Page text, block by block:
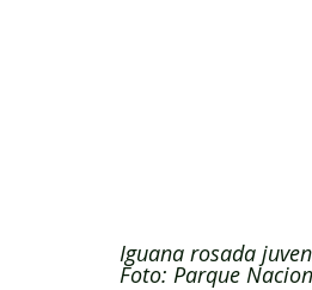
Iguana rosada
Foto: Parque